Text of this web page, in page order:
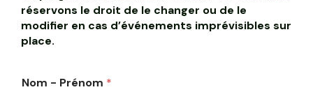
réservons le droit de le changer ou de le
modifier en cas d’événements imprévisibles sur
place.
Nom - Prénom *